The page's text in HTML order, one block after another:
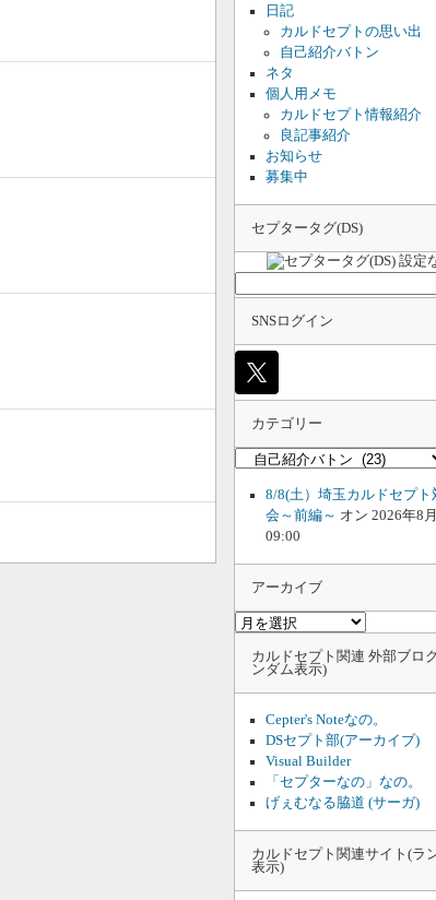
日記
カルドセプトの思い出
自己紹介バトン
ネタ
個人用メモ
カルドセプト情報紹介
良記事紹介
お知らせ
募集中
セプタータグ(DS)
索:
SNSログイン
カテゴリー
8/8(土）埼玉カルドセプト
会～前編～ オン 2026年8
09:00
アーカイブ
ア
ー
ブ
カルドセプト関連 外部ブロ
ンダム表示)
Cepter's Noteなの。
DSセプト部(アーカイブ)
Visual Builder
「セプターなの」なの。
げぇむなる脇道 (サーガ)
カルドセプト関連サイト(ラ
表示)